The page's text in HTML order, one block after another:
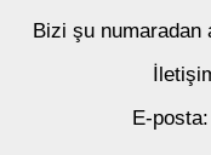
Bizi şu numaradan
E-posta: